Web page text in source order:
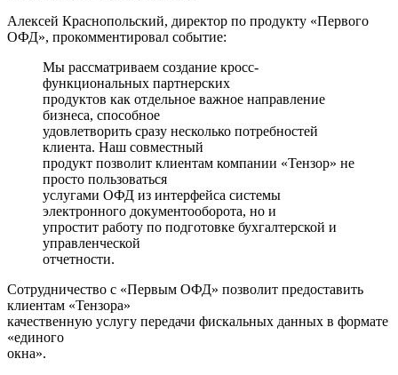
Алексей Краснопольский, директор по продукту «Первого
ОФД», прокомментировал событие:
Мы рассматриваем создание кросс-
функциональных партнерских
продуктов как отдельное важное направление
бизнеса, способное
удовлетворить сразу несколько потребностей
клиента. Наш совместный
продукт позволит клиентам компании «Тензор» не
просто пользоваться
услугами ОФД из интерфейса системы
электронного документооборота, но и
упростит работу по подготовке бухгалтерской и
управленческой
отчетности.
Сотрудничество с «Первым ОФД» позволит предоставить
клиентам «Тензора»
качественную услугу передачи фискальных данных в формате
«единого
окна».